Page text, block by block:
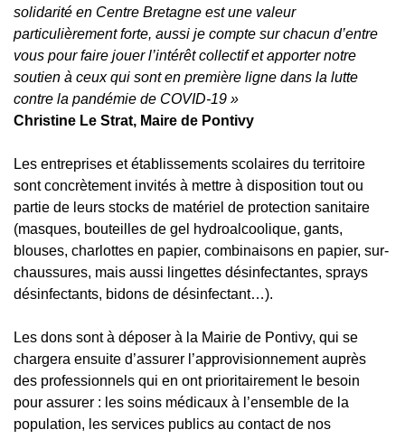
solidarité en Centre Bretagne est une valeur
particulièrement forte, aussi je compte sur chacun d’entre
vous pour faire jouer l’intérêt collectif et apporter notre
soutien à ceux qui sont en première ligne dans la lutte
contre la pandémie de COVID-19 »
Christine Le Strat, Maire de Pontivy
Les entreprises et établissements scolaires du territoire
sont concrètement invités à mettre à disposition tout ou
partie de leurs stocks de matériel de protection sanitaire
(masques, bouteilles de gel hydroalcoolique, gants,
blouses, charlottes en papier, combinaisons en papier, sur-
chaussures, mais aussi lingettes désinfectantes, sprays
désinfectants, bidons de désinfectant…).
Les dons sont à déposer à la Mairie de Pontivy, qui se
chargera ensuite d’assurer l’approvisionnement auprès
des professionnels qui en ont prioritairement le besoin
pour assurer : les soins médicaux à l’ensemble de la
population, les services publics au contact de nos